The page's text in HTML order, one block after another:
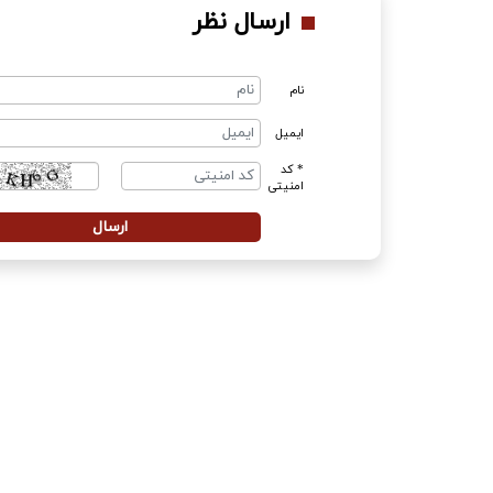
ارسال نظر
نام
ایمیل
* کد
امنیتی